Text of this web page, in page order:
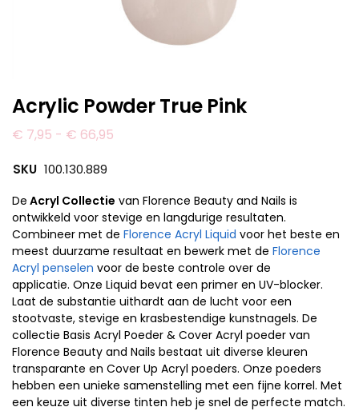
Acrylic Powder True Pink
€ 7,95 - € 66,95
SKU 100.130.889
De Acryl Collectie van Florence Beauty and Nails is
ontwikkeld voor stevige en langdurige resultaten.
Combineer met de Florence Acryl Liquid voor het beste en
meest duurzame resultaat en bewerk met de Florence
Acryl penselen voor de beste controle over de
applicatie. Onze Liquid bevat een primer en UV-blocker.
Laat de substantie uithardt aan de lucht voor een
stootvaste, stevige en krasbestendige kunstnagels. De
collectie Basis Acryl Poeder & Cover Acryl poeder van
Florence Beauty and Nails bestaat uit diverse kleuren
transparante en Cover Up Acryl poeders. Onze poeders
hebben een unieke samenstelling met een fijne korrel. Met
een keuze uit diverse tinten heb je snel de perfecte match.